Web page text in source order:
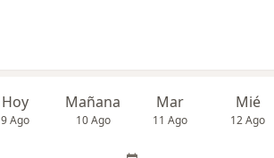
Hoy
9 Ago
Mañana
10 Ago
Mar
11 Ago
Mié
12 Ago